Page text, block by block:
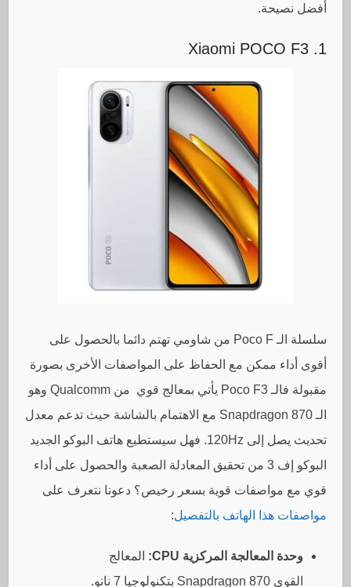
أفضل نصيحة.
1. Xiaomi POCO F3
سلسلة الـ Poco F من شاومي تهتم دائما بالحصول على
أقوى أداء ممكن مع الحفاظ على المواصفات الأخرى بصورة
مقبولة فالـ Poco F3 يأتي بمعالج قوي من Qualcomm وهو
الـ Snapdragon 870 مع الاهتمام بالشاشة حيث تدعم معدل
تحديث يصل إلى 120Hz. فهل سيستطيع هاتف البوكو الجديد
البوكو إف 3 من تحقيق المعادلة الصعبة والحصول على أداء
قوي مع مواصفات قوية بسعر رخيص؟ دعونا نتعرف على
مواصفات هذا الهاتف بالتفصيل:
وحدة المعالجة المركزية CPU:
المعالج
القوي Snapdragon 870 بتكنولوجيا 7 نانو.